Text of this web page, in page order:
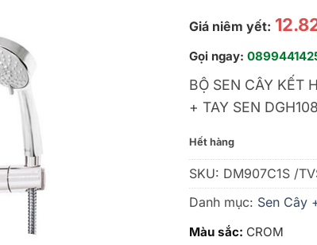
Giá niêm yết:
Gọi ngay:
BỘ SEN CÂY KẾT
+ TAY SEN
Hết hàng
SKU: DM907C1S /
Danh mục: Sen Cây
Màu sắc: CROM